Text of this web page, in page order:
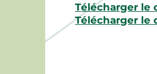
Télécharger le
Télécharger le